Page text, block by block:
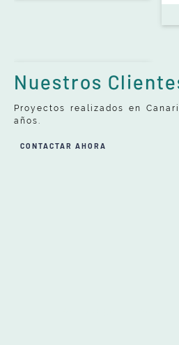
Nuestros
Proyectos realizados en
años.
CONTACTAR AHORA